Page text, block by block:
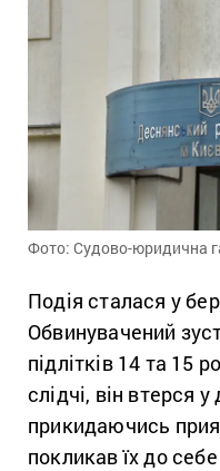
Фото: Судово-юридична
Подія сталася у
Обвинувачений
підлітків 14 та 15
слідчі, він втерся
прикидаючись
покликав їх до